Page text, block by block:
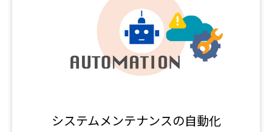
システムメンテナンスの自動化